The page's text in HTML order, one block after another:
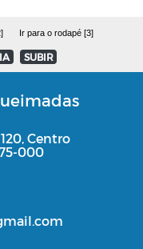
Ir para o rodapé [3]
SUBIR
Centro
000